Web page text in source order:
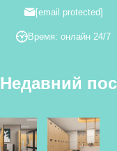
[email protected]
Время: онлайн 24/7
Недавний